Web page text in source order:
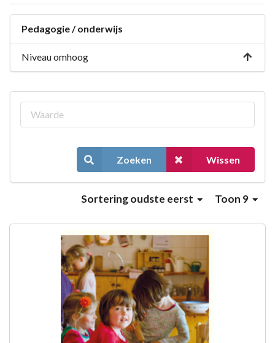
Pedagogie / onderwijs
Niveau omhoog
Zoeken Wissen
Toon 9
Sorteringoudste eerst